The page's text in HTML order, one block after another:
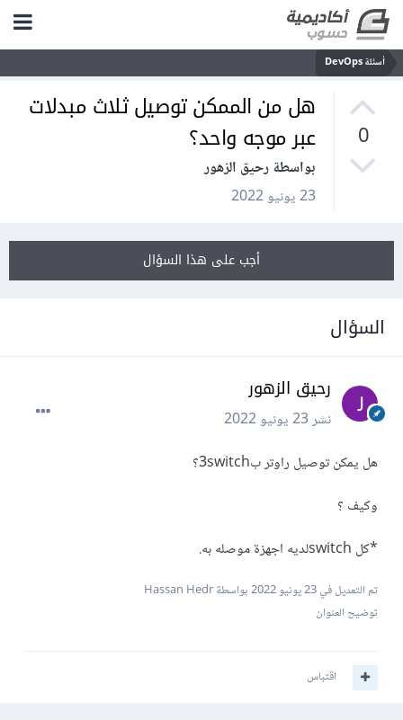
أسئلة DevOps
0
هل من الممكن توصيل ثلاث مبدلات
عبر موجه واحد؟
بواسطة رحيق الزهور
23 يونيو 2022
أجب على هذا السؤال
السؤال
رحيق الزهور
نشر23 يونيو 2022
هل يمكن توصيل راوتر ب3switch؟
وكيف ؟
*كل switchلديه اجهزة موصله به.
تم التعديل في23 يونيو 2022
بواسطة Hassan Hedr
توضيح العنوان
اقتباس